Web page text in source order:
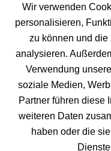
PROJECT.
Zu den News
FMRaumbuch
Testen Sie unsere
gratis.
Testversion anfordern
Wir verwenden
personalisieren,
zu können und die
analysieren.
Verwendung
soziale Medien,
Partner führen diese
weiteren Daten
haben oder die